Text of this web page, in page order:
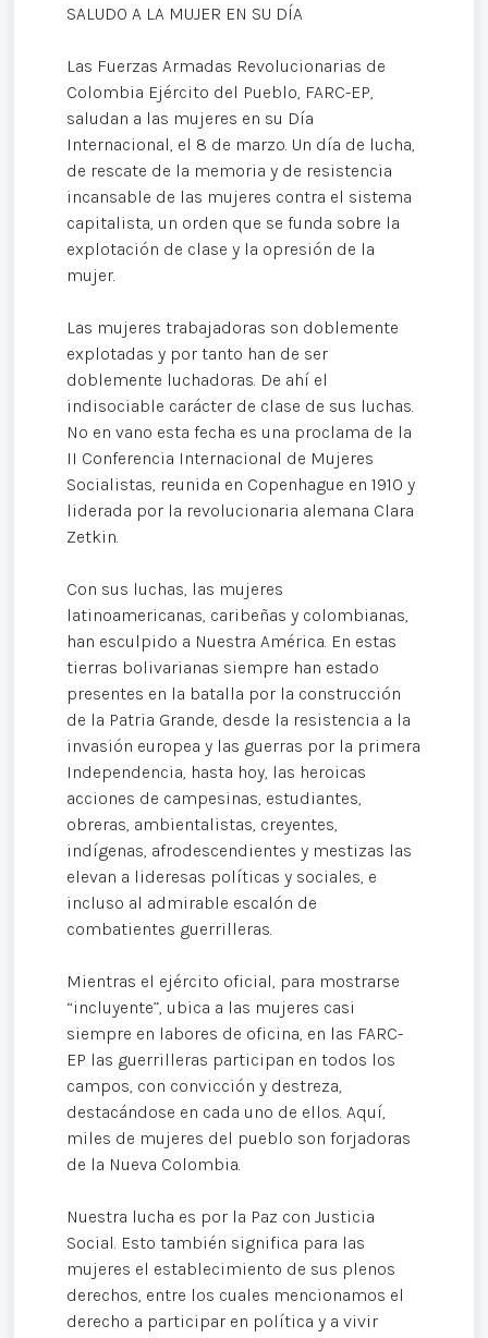
SALUDO A LA MUJER EN SU DÍA
Las Fuerzas Armadas Revolucionarias de
Colombia Ejército del Pueblo, FARC-EP,
saludan a las mujeres en su Día
Internacional, el 8 de marzo. Un día de lucha,
de rescate de la memoria y de resistencia
incansable de las mujeres contra el sistema
capitalista, un orden que se funda sobre la
explotación de clase y la opresión de la
mujer.
Las mujeres trabajadoras son doblemente
explotadas y por tanto han de ser
doblemente luchadoras. De ahí el
indisociable carácter de clase de sus luchas.
No en vano esta fecha es una proclama de la
II Conferencia Internacional de Mujeres
Socialistas, reunida en Copenhague en 1910 y
liderada por la revolucionaria alemana Clara
Zetkin.
Con sus luchas, las mujeres
latinoamericanas, caribeñas y colombianas,
han esculpido a Nuestra América. En estas
tierras bolivarianas siempre han estado
presentes en la batalla por la construcción
de la Patria Grande, desde la resistencia a la
invasión europea y las guerras por la primera
Independencia, hasta hoy, las heroicas
acciones de campesinas, estudiantes,
obreras, ambientalistas, creyentes,
indígenas, afrodescendientes y mestizas las
elevan a lideresas políticas y sociales, e
incluso al admirable escalón de
combatientes guerrilleras.
Mientras el ejército oficial, para mostrarse
“incluyente”, ubica a las mujeres casi
siempre en labores de oficina, en las FARC-
EP las guerrilleras participan en todos los
campos, con convicción y destreza,
destacándose en cada uno de ellos. Aquí,
miles de mujeres del pueblo son forjadoras
de la Nueva Colombia.
Nuestra lucha es por la Paz con Justicia
Social. Esto también significa para las
mujeres el establecimiento de sus plenos
derechos, entre los cuales mencionamos el
derecho a participar en política y a vivir